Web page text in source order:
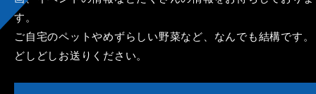
す。
ご自宅のペットやめずらしい野菜など、なんでも結構です。
どしどしお送りください。